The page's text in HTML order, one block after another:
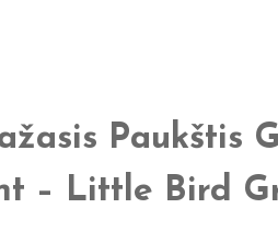
Paukštis
– Little Bird